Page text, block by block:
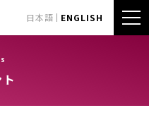
日本語 ENGLISH